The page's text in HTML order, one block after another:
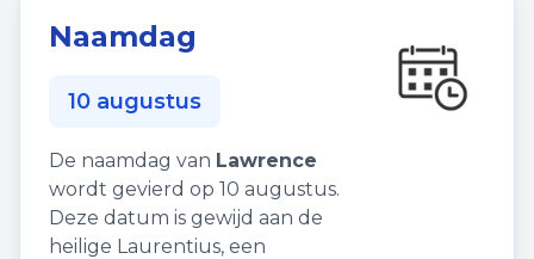
Naamdag
10 augustus
De naamdag van Lawrence
wordt gevierd op 10 augustus.
Deze datum is gewijd aan de
heilige Laurentius, een